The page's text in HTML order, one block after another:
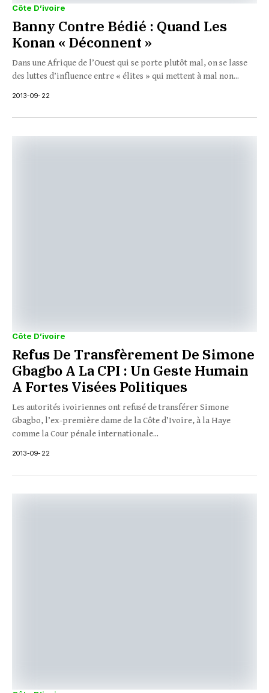
Côte D’ivoire
Banny Contre Bédié : Quand Les
Konan « Déconnent »
Dans une Afrique de l’Ouest qui se porte plutôt mal, on se lasse
des luttes d’influence entre « élites » qui mettent à mal non...
2013-09-22
Côte D’ivoire
Refus De Transfèrement De Simone
Gbagbo A La CPI : Un Geste Humain
A Fortes Visées Politiques
Les autorités ivoiriennes ont refusé de transférer Simone
Gbagbo, l’ex-première dame de la Côte d’Ivoire, à la Haye
comme la Cour pénale internationale...
2013-09-22